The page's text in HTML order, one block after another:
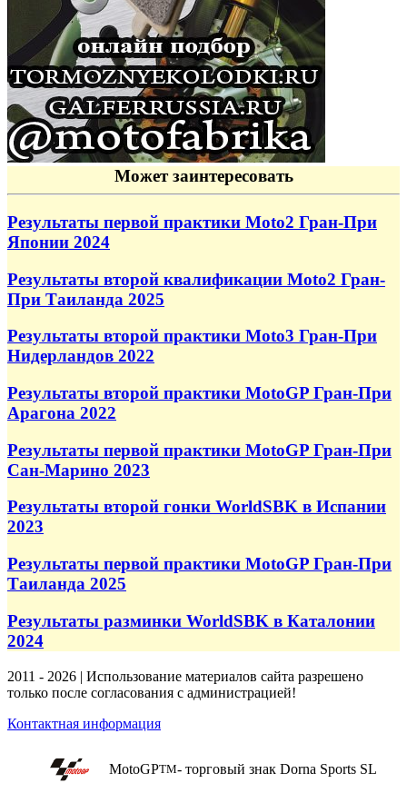
Может заинтересовать
Результаты первой практики Moto2 Гран-При
Японии 2024
Результаты второй квалификации Moto2 Гран-
При Таиланда 2025
Результаты второй практики Moto3 Гран-При
Нидерландов 2022
Результаты второй практики MotoGP Гран-При
Арагона 2022
Результаты первой практики MotoGP Гран-При
Сан-Марино 2023
Результаты второй гонки WorldSBK в Испании
2023
Результаты первой практики MotoGP Гран-При
Таиланда 2025
Результаты разминки WorldSBK в Каталонии
2024
2011 - 2026 | Использование материалов сайта разрешено
только после согласования с администрацией!
Контактная информация
MotoGPTM- торговый знак Dorna Sports SL